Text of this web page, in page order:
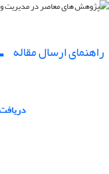
راهنمای ارسال مقاله